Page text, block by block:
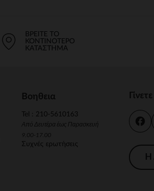
ΒΡΕΊΤΕ ΤΟ
ΚΟΝΤΙΝΌΤΕΡΟ
ΚΑΤΆΣΤΗΜΑ
Βοηθεια
Tel : 210-5610163
Από Δευτέρα έως Παρασκευή
9.00-17.00
Συχνές ερωτήσεις
Η